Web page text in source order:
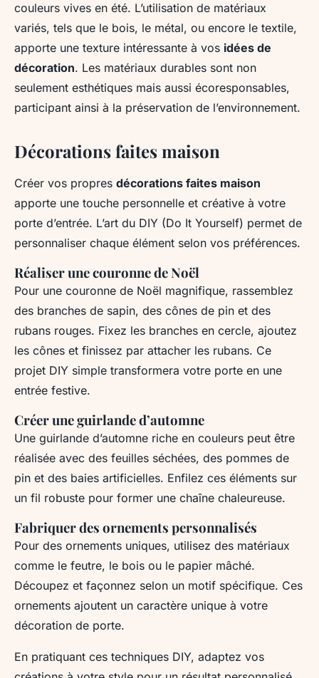
couleurs vives en été. L’utilisation de matériaux
variés, tels que le bois, le métal, ou encore le textile,
apporte une texture intéressante à vos idées de
décoration. Les matériaux durables sont non
seulement esthétiques mais aussi écoresponsables,
participant ainsi à la préservation de l’environnement.
Décorations faites maison
Créer vos propres décorations faites maison
apporte une touche personnelle et créative à votre
porte d’entrée. L’art du DIY (Do It Yourself) permet de
personnaliser chaque élément selon vos préférences.
Réaliser une couronne de Noël
Pour une couronne de Noël magnifique, rassemblez
des branches de sapin, des cônes de pin et des
rubans rouges. Fixez les branches en cercle, ajoutez
les cônes et finissez par attacher les rubans. Ce
projet DIY simple transformera votre porte en une
entrée festive.
Créer une guirlande d’automne
Une guirlande d’automne riche en couleurs peut être
réalisée avec des feuilles séchées, des pommes de
pin et des baies artificielles. Enfilez ces éléments sur
un fil robuste pour former une chaîne chaleureuse.
Fabriquer des ornements personnalisés
Pour des ornements uniques, utilisez des matériaux
comme le feutre, le bois ou le papier mâché.
Découpez et façonnez selon un motif spécifique. Ces
ornements ajoutent un caractère unique à votre
décoration de porte.
En pratiquant ces techniques DIY, adaptez vos